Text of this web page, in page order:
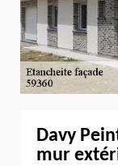
Davy
mur